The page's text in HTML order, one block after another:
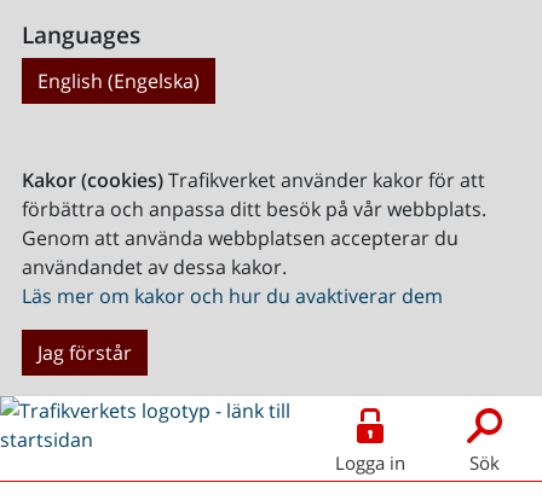
Languages
English (Engelska)
Kakor (cookies)Trafikverket använder kakor för att
förbättra och anpassa ditt besök på vår webbplats.
Genom att använda webbplatsen accepterar du
användandet av dessa kakor.
Läs mer om kakor och hur du avaktiverar dem
Jag förstår
Logga in Sök